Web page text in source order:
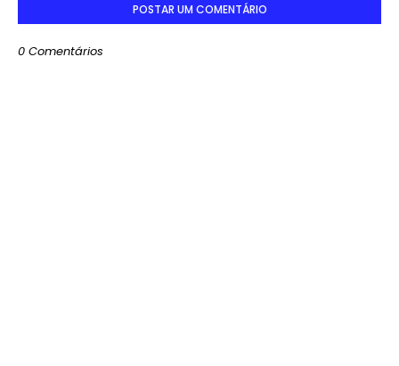
POSTAR UM COMENTÁRIO
0 Comentários